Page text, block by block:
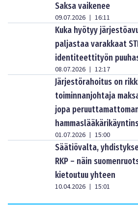
Saksa vaikenee
09.07.2026 | 16:11
Kuka hyötyy
paljastaa varakkaat
identiteettityön
08.07.2026 | 12:17
Järjestörahoitus on
toiminnanjohtaja
jopa
01.07.2026 | 15:00
Säätiövalta,
RKP – näin
kietoutuu yhteen
10.04.2026 | 15:01